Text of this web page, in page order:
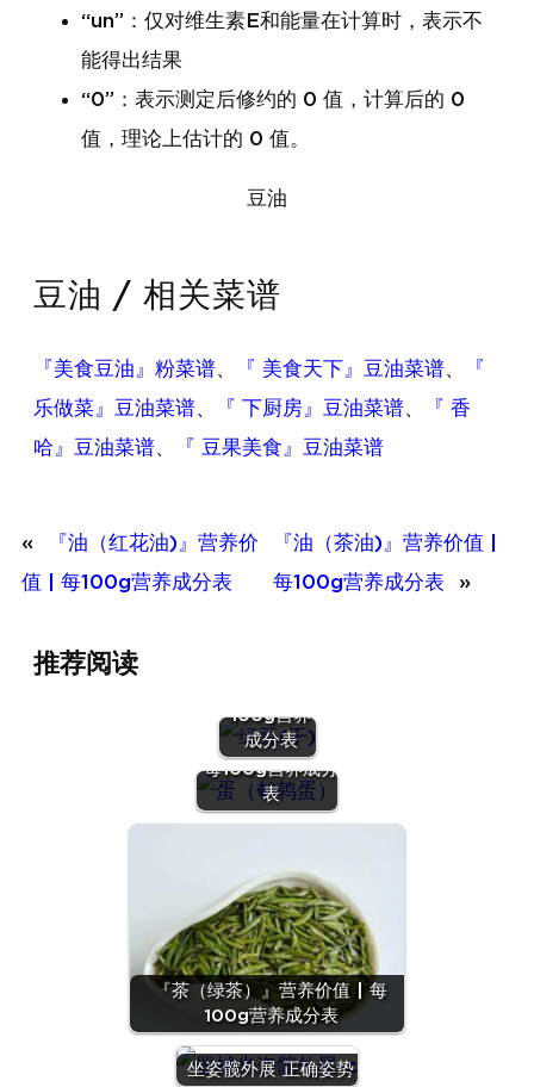
“un”：仅对维生素E和能量在计算时，表示不
能得出结果
“0”：表示测定后修约的 0 值，计算后的 0
值，理论上估计的 0 值。
豆油
豆油 / 相关菜谱
『美食豆油』粉菜谱、 『 美食天下』豆油菜谱、
『
乐做菜』豆油菜谱、 『 下厨房』豆油菜谱、
『 香
哈』豆油菜谱、 『 豆果美食』豆油菜谱
«
『油（红花油)』营养价
值 | 每100g营养成分表
『油（茶油)』营养价值 |
每100g营养成分表
»
推荐阅读
100g营养
成分表
『蛋（鹌鹑
蛋）』营养价值 |
每100g营养成分
表
『茶（绿茶）』营养价值 | 每
100g营养成分表
坐姿髋外展 正确姿势
『沙拉
酱』营养
价值 | 每